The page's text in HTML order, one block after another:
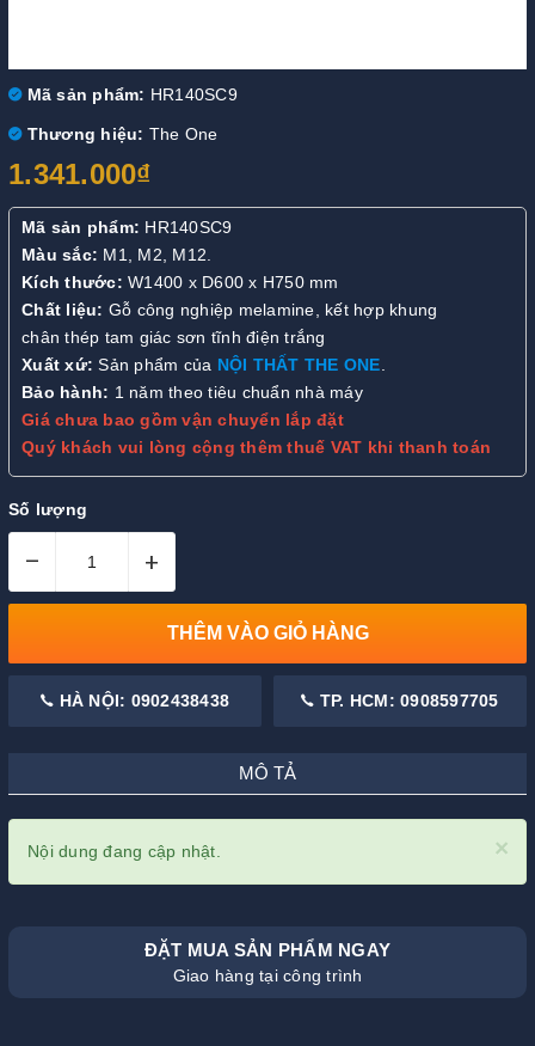
Mã sản phẩm: HR140SC9
Thương hiệu: The One
1.341.000₫
Mã sản phẩm: HR140SC9
Màu sắc: M1, M2, M12.
Kích thước: W1400 x D600 x H750 mm
Chất liệu: Gỗ công nghiệp melamine, kết hợp khung
chân thép tam giác sơn tĩnh điện trắng
Xuất xứ: Sản phẩm của NỘI THẤT THE ONE.
Bảo hành: 1 năm theo tiêu chuẩn nhà máy
Giá chưa bao gồm vận chuyển lắp đặt
Quý khách vui lòng cộng thêm thuế VAT khi thanh toán
Số lượng
– +
THÊM VÀO GIỎ HÀNG
HÀ NỘI: 0902438438 TP. HCM: 0908597705
MÔ TẢ
×
Nội dung đang cập nhật.
ĐẶT MUA SẢN PHẨM NGAY
Giao hàng tại công trình